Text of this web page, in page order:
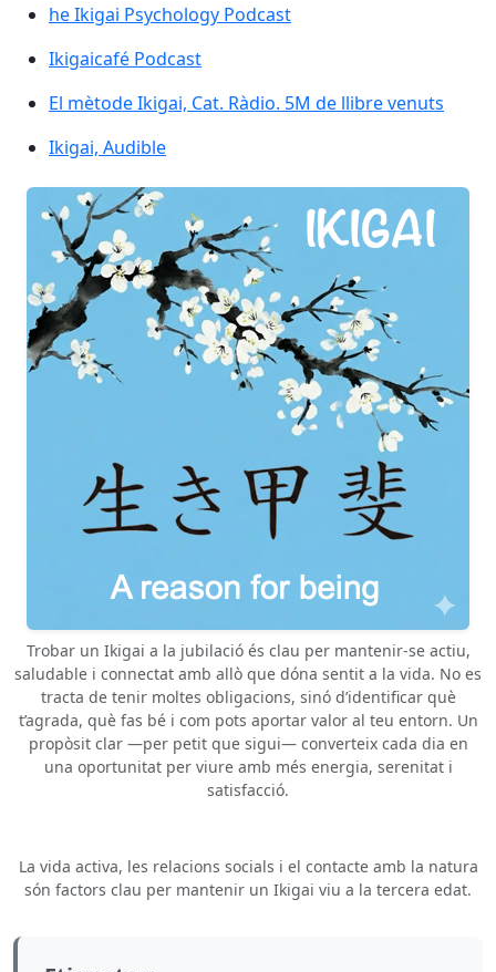
he Ikigai Psychology Podcast
Ikigaicafé Podcast
El mètode Ikigai, Cat. Ràdio. 5M de llibre venuts
Ikigai, Audible
Trobar un Ikigai a la jubilació és clau per mantenir-se actiu,
saludable i connectat amb allò que dóna sentit a la vida. No es
tracta de tenir moltes obligacions, sinó d’identificar què
t’agrada, què fas bé i com pots aportar valor al teu entorn. Un
propòsit clar —per petit que sigui— converteix cada dia en
una oportunitat per viure amb més energia, serenitat i
satisfacció.
La vida activa, les relacions socials i el contacte amb la natura
són factors clau per mantenir un Ikigai viu a la tercera edat.